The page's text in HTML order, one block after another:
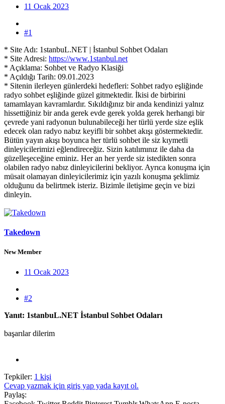
11 Ocak 2023
#1
* Site Adı: 1stanbuL.NET | İstanbul Sohbet Odaları
* Site Adresi: https://www.1stanbul.net
* Açıklama: Sohbet ve Radyo Klasiği
* Açıldığı Tarih: 09.01.2023
* Sitenin ilerleyen günlerdeki hedefleri: Sohbet radyo eşliğinde
radyo sohbet eşliğinde güzel gitmektedir. İkisi de birbirini
tamamlayan kavramlardır. Sıkıldığınız bir anda kendinizi yalnız
hissettiğiniz bir anda gerek evde gerek yolda gerek herhangi bir
çevrede yani radyonun bulunabileceği her türlü yerde size eşlik
edecek olan radyo nabız keyifli bir sohbet akışı göstermektedir.
Bütün yayın akışı boyunca her türlü sohbet ile siz kıymetli
dinleyicilerimizi eğlendireceğiz. Sizin katılımınız ile daha da
güzelleşeceğine eminiz. Her an her yerde siz istedikten sonra
olabilen radyo nabız dinleyicilerini bekliyor. Ayrıca konuşma için
müsait olamayan dinleyicilerimiz için yazılı konuşma şeklimiz
olduğunu da belirtmek isteriz. Bizimle iletişime geçin ve bizi
dinleyin.
Takedown
New Member
11 Ocak 2023
#2
Yanıt: 1stanbuL.NET İstanbul Sohbet Odaları
başarılar dilerim
Tepkiler: 1 kişi
Cevap yazmak için giriş yap yada kayıt ol.
Paylaş: